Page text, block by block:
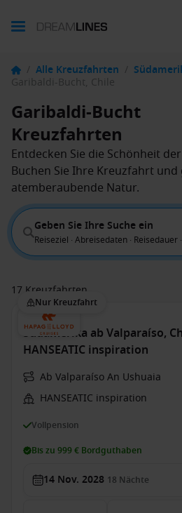
/ Alle Kreuzfahrten /
Garibaldi-Bucht, Chile
Garibaldi-Bucht
Kreuzfahrten
Entdecken Sie die Schönheit
Buchen Sie Ihre Kreuzfahrt und
atemberaubende Natur.
Geben Sie Ihre Suche ein
Reiseziel · Abreisedaten · Reisedauer
17 Kreuzfahrten
Nur Kreuzfahrt
Südamerika ab Valparaíso,
HANSEATIC inspiration
Ab Valparaíso An Ushuaia
HANSEATIC inspiration
Vollpension
Bis zu 999 € Bordguthaben
14 Nov. 2028 18 Nächte